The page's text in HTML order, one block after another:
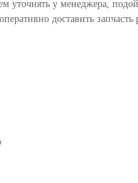
уточнять у менеджера,
доставить